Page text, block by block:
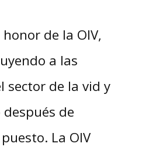
de la OIV,
a las
sector de la vid y
de
La OIV